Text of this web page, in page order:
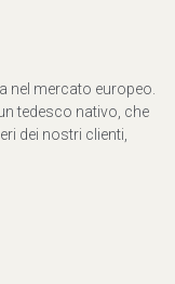
nel mercato europeo.
tedesco nativo, che
dei nostri clienti,